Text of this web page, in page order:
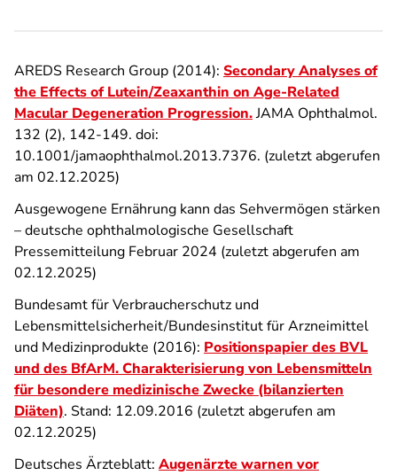
AREDS Research Group (2014): Secondary Analyses of
the Effects of Lutein/Zeaxanthin on Age-Related
Macular Degeneration Progression.JAMA Ophthalmol.
132 (2), 142-149. doi:
10.1001/jamaophthalmol.2013.7376. (zuletzt abgerufen
am 02.12.2025)
Ausgewogene Ernährung kann das Sehvermögen stärken
– deutsche ophthalmologische Gesellschaft
Pressemitteilung Februar 2024 (zuletzt abgerufen am
02.12.2025)
Bundesamt für Verbraucherschutz und
Lebensmittelsicherheit/Bundesinstitut für Arzneimittel
und Medizinprodukte (2016): Positionspapier des BVL
und des BfArM. Charakterisierung von Lebensmitteln
für besondere medizinische Zwecke (bilanzierten
Diäten). Stand: 12.09.2016 (zuletzt abgerufen am
02.12.2025)
Deutsches Ärzteblatt: Augenärzte warnen vor